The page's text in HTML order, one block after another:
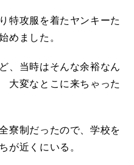
特攻服を着たヤンキーた
めました。
、当時はそんな余裕なん
大変なとこに来ちゃった
寮制だったので、学校を
が近くにいる。